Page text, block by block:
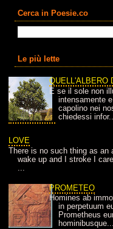
Cerca in Poesie.co
Le più lette
QUELL'ALBERO
E se il sole non
intensamente
capolino nei
chiedessi infor...
LOVE
There is no such thing as an
wake up and I stroke I
...
PROMETEO
Homines ab
in perpetuum
Prometheus
hominibusque...